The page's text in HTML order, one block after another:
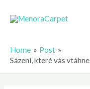
Home
Post
Sázení, které vás